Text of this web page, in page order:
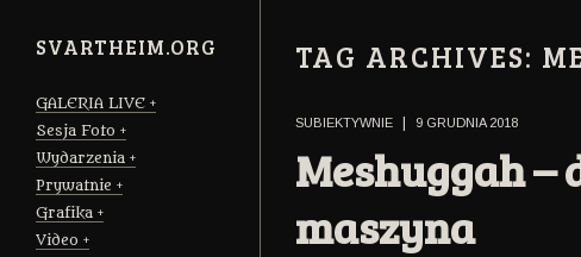
SVARTHEIM.ORG
GALERIA LIVE
Sesja Foto
Wydarzenia
Prywatnie
Grafika
Video
TAG ARCHIVES:
SUBIEKTYWNIE | 9 GRUDNIA 2018
Meshuggah –
maszyna